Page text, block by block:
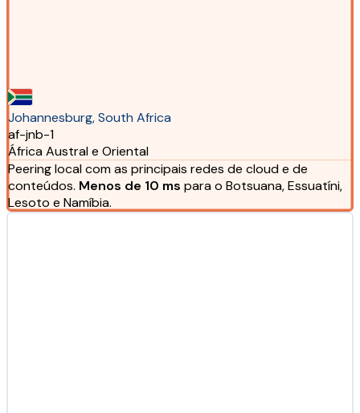
Johannesburg, South Africa
af-jnb-1
África Austral e Oriental
Peering local com as principais redes de cloud e de
conteúdos. Menos de 10 ms para o Botsuana, Essuatíni,
Lesoto e Namíbia.